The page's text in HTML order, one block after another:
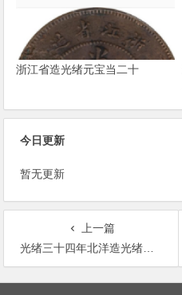
浙江省造光绪元宝当二十
今日更新
暂无更新
上一篇
光绪三十四年北洋造光绪元宝库平七钱二分银币
文